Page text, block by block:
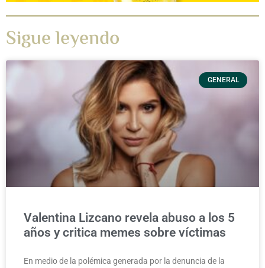
Sigue leyendo
GENERAL
Valentina Lizcano revela abuso a los 5
años y critica memes sobre víctimas
En medio de la polémica generada por la denuncia de la